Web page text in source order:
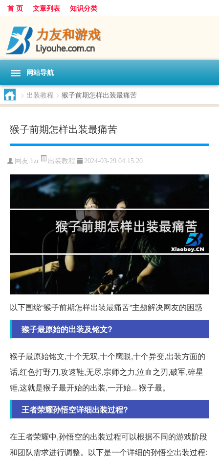
首 页 文章列表 知识分类
网站导航
> 出装教程 > 猴子前期怎样出装最痛苦
猴子前期怎样出装最痛苦
网友:hzr 出装教程 2024-03-29 04:15:20
以下围绕“猴子前期怎样出装最痛苦”主题解决网友的困惑
猴子最原始的出装及铭文?
猴子最原始铭文,十个无双,十个鹰眼,十个异变,出装方面的
话,红色打野刀,攻速鞋,无尽,宗师之力,泣血之刃,破军,碎星
锤,这就是猴子最开始的出装,一开始... 猴子最。
王者荣耀孙悟空详细出装过程?
在王者荣耀中,孙悟空的出装过程可以根据不同的游戏阶段
和团队需求进行调整。以下是一个详细的孙悟空出装过程: